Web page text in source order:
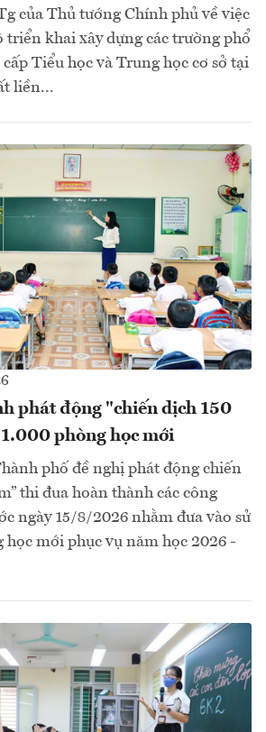
của Thủ tướng Chính phủ về việc
triển khai xây dựng các trường phổ
Tiểu học và Trung học cơ sở tại
liền...
phát động "chiến dịch 150
phòng học mới
phố đề nghị phát động chiến
thi đua hoàn thành các công
ngày 15/8/2026 nhằm đưa vào sử
học mới phục vụ năm học 2026 -